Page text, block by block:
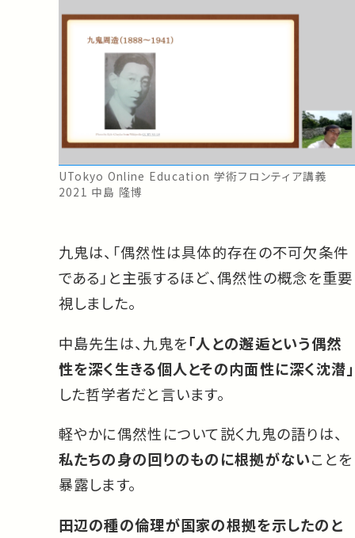
UTokyo Online Education 学術フロンティア講義
2021 中島 隆博
九鬼は、「偶然性は具体的存在の不可欠条件
である」と主張するほど、偶然性の概念を重要
視しました。
中島先生は、九鬼を「人との邂逅という偶然
性を深く生きる個人とその内面性に深く沈潜」
した哲学者だと言います。
軽やかに偶然性について説く九鬼の語りは、
私たちの身の回りのものに根拠がないことを
暴露します。
田辺の種の倫理が国家の根拠を示したのと